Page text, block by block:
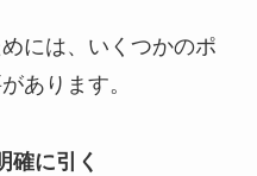
には、いくつかのポ
あります。
確に引く